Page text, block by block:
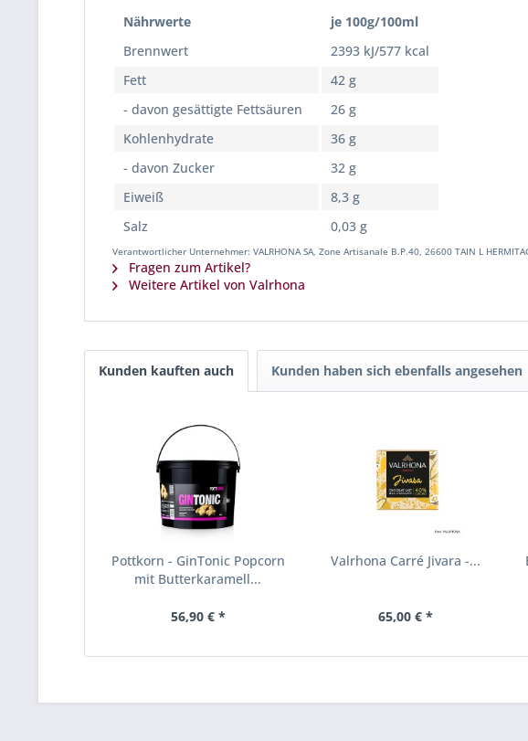
Nährwerte
je 100g/100ml
Brennwert
2393 kJ/577 kcal
Fett
42 g
- davon gesättigte Fettsäuren
26 g
Kohlenhydrate
36 g
- davon Zucker
32 g
Eiweiß
8,3 g
Salz
0,03 g
Verantwortlicher Unternehmer: VALRHONA SA, Zone Artisanale B.P.40, 26600 TAIN L
Fragen zum Artikel?
Weitere Artikel von Valrhona
Kunden kauften auch Kunden haben sich ebenfalls angesehen
Pottkorn - GinTonic Popcorn
mit Butterkaramell...
56,90 € *
Valrhona Carré Jivara -...
65,00 € *